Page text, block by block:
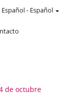
Español- Español
de octubre